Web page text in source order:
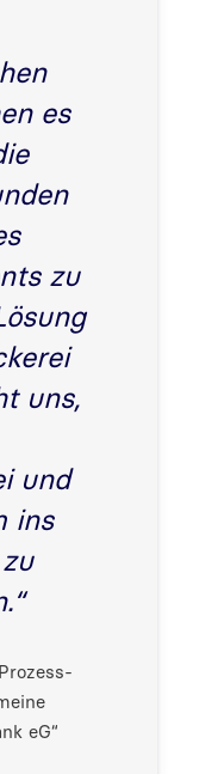
es
zu
uns,
und
ins
eG“